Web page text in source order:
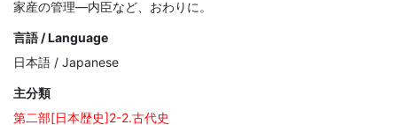
家産の管理—内臣など、おわりに。
言語 / Language
日本語 / Japanese
主分類
第二部[日本歴史]2-2.古代史